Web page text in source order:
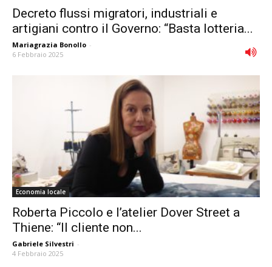
Decreto flussi migratori, industriali e
artigiani contro il Governo: “Basta lotteria...
Mariagrazia Bonollo -
6 Febbraio 2025
Economia locale
Roberta Piccolo e l’atelier Dover Street a
Thiene: “Il cliente non...
Gabriele Silvestri -
4 Febbraio 2025